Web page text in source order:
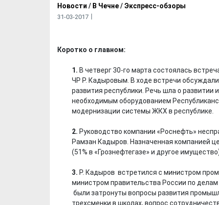
Новости / В Чечне/ Экспресс-обзоры
31-03-2017
Коротко о главном:
1. В четверг 30-го марта состоялась
ЧР Р. Кадыровым. В ходе встречи
развития республики. Речь шла о развитии
необходимым оборудованием
модернизации системы ЖКХ в республике.
2. Руководство компании «Роснефть»
Рамзан Кадыров. Назначенная компанией
(51% в «Грознефтегазе» и другое
3. Р. Кадыров встретился с министром
министром правительства России по
были затронуты вопросы развития
трехсменки в школах, вопрос